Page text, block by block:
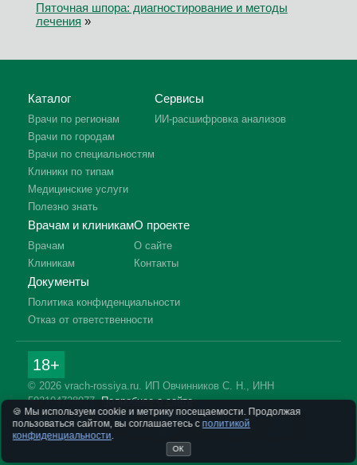
Пяточная шпора: диагностирование и методы
лечения »
Каталог
Врачи по регионам
Врачи по городам
Врачи по специальностям
Клиники по типам
Медицинские услуги
Полезно знать
Сервисы
ИИ-расшифровка анализов
Врачам и клиникам
Врачам
Клиникам
О проекте
О сайте
Контакты
Документы
Политика конфиденциальности
Отказ от ответственности
18+
© 2026 vrach-rossiya.ru. ИП Овчинников С. Н., ИНН
592104728977.Подробнее о сайте
Информация на сайте не заменяет приём врача. Имеются
противопоказания, необходима консультация специалиста.
🍪 Мы используем cookie и метрику посещаемости. Продолжая
пользоваться сайтом, вы соглашаетесь с политикой
конфиденциальности
ОК